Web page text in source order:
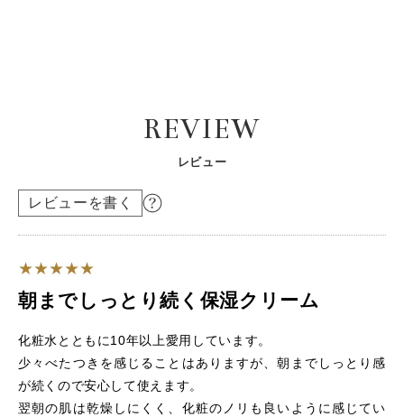
REVIEW
レビュー
レビューを書く
朝までしっとり続く保湿クリーム
化粧水とともに10年以上愛用しています。
少々べたつきを感じることはありますが、朝までしっとり感
が続くので安心して使えます。
翌朝の肌は乾燥しにくく、化粧のノリも良いように感じてい